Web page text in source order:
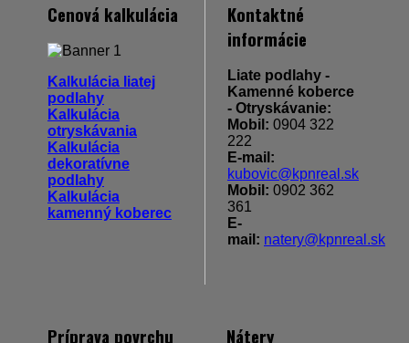
Cenová kalkulácia
Kalkulácia liatej
podlahy
Kalkulácia
otryskávania
Kalkulácia
dekoratívne
podlahy
Kalkulácia
kamenný koberec
Kontaktné
informácie
Liate podlahy -
Kamenné koberce
- Otryskávanie:
Mobil: 0904 322
222
E-mail:
kubovic@kpnreal.sk
Mobil: 0902 362
361
E-
mail: natery@kpnreal.sk
Príprava povrchu Nátery